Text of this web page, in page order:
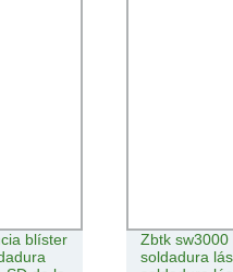
blíster
Zbtk
soldadura